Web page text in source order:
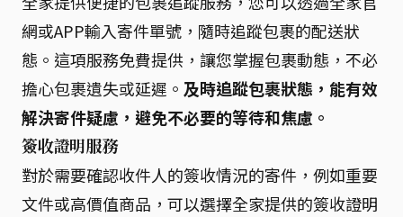
網或APP輸入寄件單號，隨時追蹤包裹的配送狀
態。這項服務免費提供，讓您掌握包裹動態，不必
擔心包裹遺失或延遲。 及時追蹤包裹狀態，能有效
解決寄件疑慮，避免不必要的等待和焦慮。
簽收證明服務
對於需要確認收件人的簽收情況的寄件，例如重要
文件或高價值商品，可以選擇全家提供的簽收證明